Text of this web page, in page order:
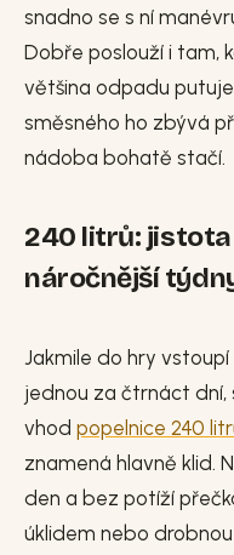
snadno se s ní
Dobře poslouží i tam,
většina odpadu
směsného ho zbývá
nádoba bohatě stačí.
240 litrů:
náročnější
Jakmile do hry
jednou za čtrnáct dní,
vhod popelnice 240
znamená hlavně klid.
den a bez potíží
úklidem nebo